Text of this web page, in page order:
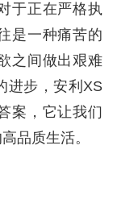
于正在严格执
是一种痛苦的
之间做出艰难
进步，安利XS
案，它让我们
品质生活。